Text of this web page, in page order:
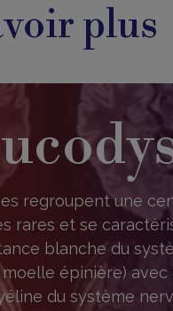
plus
regroupent une
rares et se
blanche du
épinière) avec
du système